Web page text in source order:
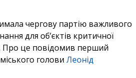
чергову партію важливого
для об’єктів критичної
Про це повідомив перший
головиЛеонід